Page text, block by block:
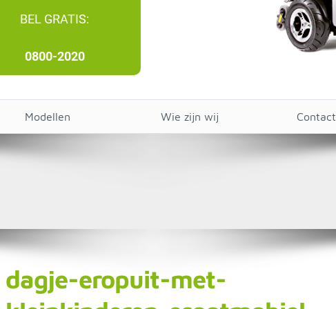
BEL GRATIS:
0800-2020
Modellen Wie zijn wij Contact
dagje-eropuit-met-